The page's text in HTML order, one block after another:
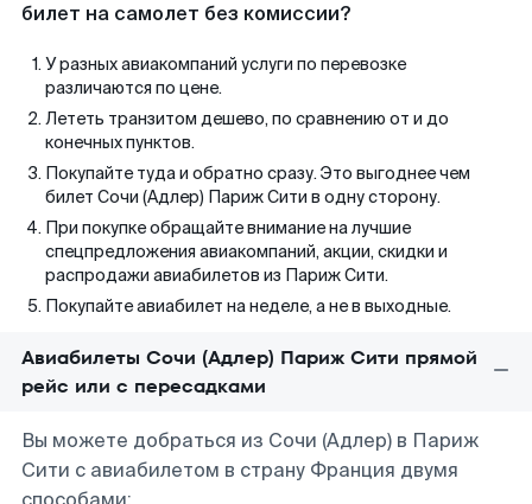
билет на самолет без комиссии?
У разных авиакомпаний услуги по перевозке
различаются по цене.
Лететь транзитом дешево, по сравнению от и до
конечных пунктов.
Покупайте туда и обратно сразу. Это выгоднее чем
билет Сочи (Адлер) Париж Сити в одну сторону.
При покупке обращайте внимание на лучшие
спецпредложения авиакомпаний, акции, скидки и
распродажи авиабилетов из Париж Сити.
Покупайте авиабилет на неделе, а не в выходные.
Авиабилеты Сочи (Адлер) Париж Сити прямой
рейс или с пересадками
Вы можете добраться из Сочи (Адлер) в Париж
Сити с авиабилетом в страну Франция двумя